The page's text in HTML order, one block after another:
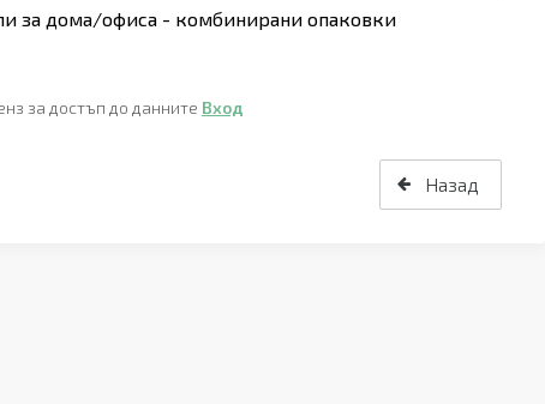
за дома/офиса - комбинирани опаковки
за достъп до данните Вход
Назад